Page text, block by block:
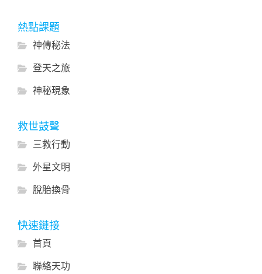
熱點課題
神傳秘法
登天之旅
神秘現象
救世鼓聲
三救行動
外星文明
脫胎換骨
快速鏈接
首頁
聯絡天功